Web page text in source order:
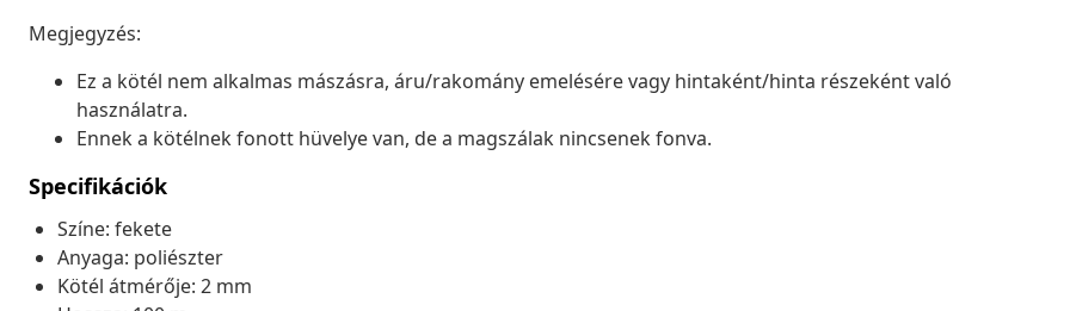
Megjegyzés:
Ez a kötél nem alkalmas mászásra, áru/rakomány emelésére vagy hintaként/hinta részeként való
használatra.
Ennek a kötélnek fonott hüvelye van, de a magszálak nincsenek fonva.
Specifikációk
Színe: fekete
Anyaga: poliészter
Kötél átmérője: 2 mm